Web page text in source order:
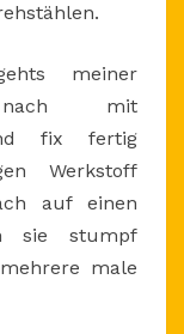
meiner
nach mit
fix fertig
Werkstoff
auf einen
sie stumpf
male